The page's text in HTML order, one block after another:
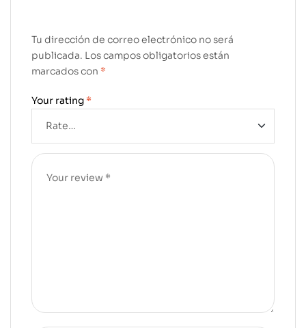
Tu dirección de correo electrónico no será
publicada. Los campos obligatorios están
marcados con *
Your rating *